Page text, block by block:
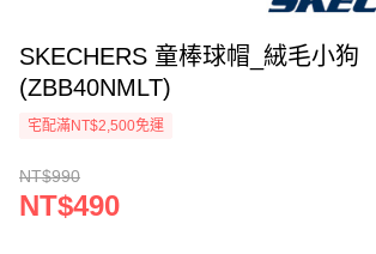
SKECHERS 童棒球帽_絨毛小狗
(ZBB40NMLT)
宅配滿NT$2,500免運
NT$990
NT$490